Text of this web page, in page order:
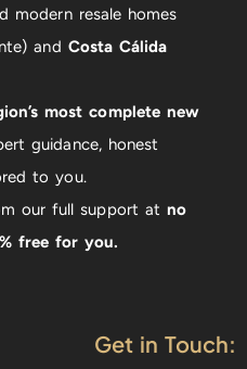
modern resale homes
and Costa Cálida
most complete new
guidance, honest
to you.
our full support at no
free for you.
Get in Touch: